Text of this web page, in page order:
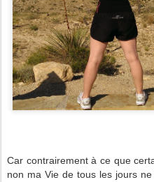
Car contrairement à ce que
non ma Vie de tous les jours